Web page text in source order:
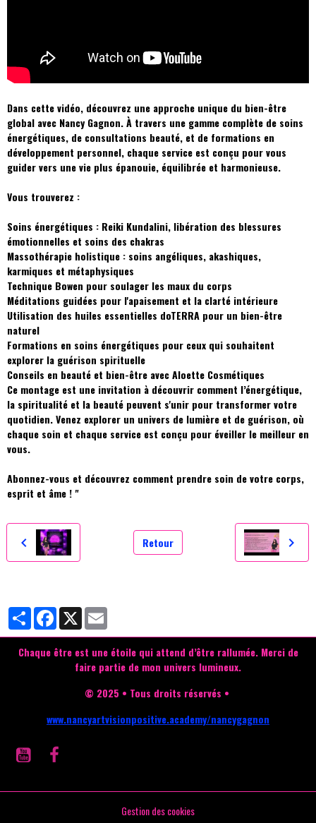
Dans cette vidéo, découvrez une approche unique du bien-être
global avec Nancy Gagnon. À travers une gamme complète de soins
énergétiques, de consultations beauté, et de formations en
développement personnel, chaque service est conçu pour vous
guider vers une vie plus épanouie, équilibrée et harmonieuse.
Vous trouverez :
Soins énergétiques : Reiki Kundalini, libération des blessures
émotionnelles et soins des chakras
Massothérapie holistique : soins angéliques, akashiques,
karmiques et métaphysiques
Technique Bowen pour soulager les maux du corps
Méditations guidées pour l'apaisement et la clarté intérieure
Utilisation des huiles essentielles doTERRA pour un bien-être
naturel
Formations en soins énergétiques pour ceux qui souhaitent
explorer la guérison spirituelle
Conseils en beauté et bien-être avec Aloette Cosmétiques
Ce montage est une invitation à découvrir comment l’énergétique,
la spiritualité et la beauté peuvent s'unir pour transformer votre
quotidien. Venez explorer un univers de lumière et de guérison, où
chaque soin et chaque service est conçu pour éveiller le meilleur en
vous.
Abonnez-vous et découvrez comment prendre soin de votre corps,
esprit et âme ! "
Retour
PartagerFacebook
X
Chaque être est une étoile qui attend d’être rallumée. Merci de
faire partie de mon univers lumineux.
© 2025 • Tous droits réservés •
www.nancyartvisionpositive.academy/nancygagnon
Gestion des cookies